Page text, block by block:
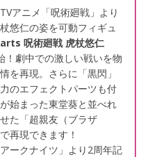
アニメ「呪術廻戦」より
悠仁の姿を可動フィギュ
呪術廻戦 虎杖悠仁
！劇中での激しい戦いを物
を再現。さらに「黒閃」
のエフェクトパーツも付
始まった東堂葵と並べれ
た「超親友（ブラザ
再現できます！
ークナイツ」より2周年記